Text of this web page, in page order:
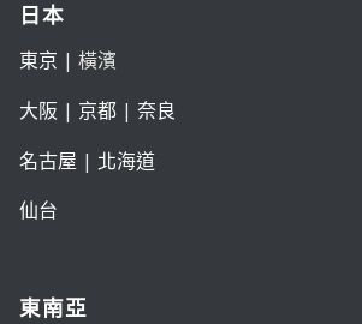
日本
東京 | 橫濱
大阪 | 京都| 奈良
名古屋 | 北海道
仙台
東南亞